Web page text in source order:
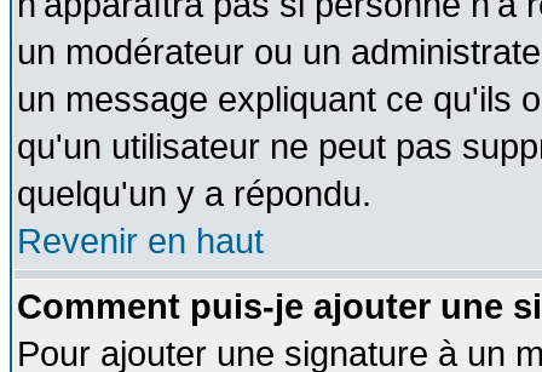
un modérateur ou un
un message expliquant ce qu'ils
qu'un utilisateur ne peut pas
quelqu'un y a répondu.
Revenir en haut
Comment puis-je ajouter une
Pour ajouter une signature à un